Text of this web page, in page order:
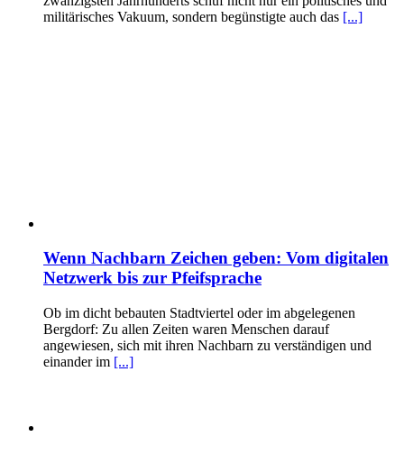
militärisches Vakuum, sondern begünstigte auch das [...]
Wenn Nachbarn Zeichen geben: Vom digitalen
Netzwerk bis zur Pfeifsprache
Ob im dicht bebauten Stadtviertel oder im abgelegenen
Bergdorf: Zu allen Zeiten waren Menschen darauf
angewiesen, sich mit ihren Nachbarn zu verständigen und
einander im [...]